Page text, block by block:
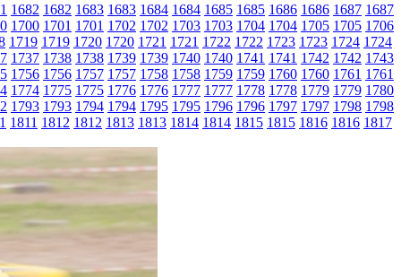
1682 1682 1683 1683 1684 1684 1685 1685 1686 1686 1687 1687
1700 1701 1701 1702 1702 1703 1703 1704 1704 1705 1705 1706
1719 1719 1720 1720 1721 1721 1722 1722 1723 1723 1724 1724
1737 1738 1738 1739 1739 1740 1740 1741 1741 1742 1742 1743
1756 1756 1757 1757 1758 1758 1759 1759 1760 1760 1761 1761
1774 1775 1775 1776 1776 1777 1777 1778 1778 1779 1779 1780
1793 1793 1794 1794 1795 1795 1796 1796 1797 1797 1798 1798
1811 1812 1812 1813 1813 1814 1814 1815 1815 1816 1816 1817